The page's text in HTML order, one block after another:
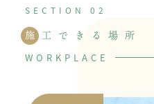
施 工できる場所
WORKPLACE